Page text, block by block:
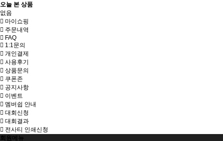
오늘 본 상품
없음
마이쇼핑
주문내역
FAQ
1:1문의
개인결제
사용후기
상품문의
쿠폰존
공지사항
이벤트
멤버쉽 안내
대회신청
대회결과
전사티 인쇄신청
회원메뉴